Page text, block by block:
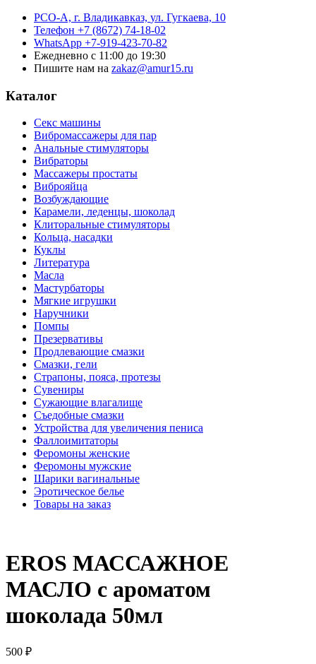
РСО-А, г. Владикавказ, ул. Гугкаева, 10
Телефон +7 (8672) 74-18-02
WhatsApp +7-919-423-70-82
Ежедневно с 11:00 до 19:30
Пишите нам на zakaz@amur15.ru
Каталог
Секс машины
Вибромассажеры для пар
Анальные стимуляторы
Вибраторы
Массажеры простаты
Виброяйца
Возбуждающие
Карамели, леденцы, шоколад
Клиторальные стимуляторы
Кольца, насадки
Куклы
Литература
Масла
Мастурбаторы
Мягкие игрушки
Наручники
Помпы
Презервативы
Продлевающие смазки
Смазки, гели
Страпоны, пояса, протезы
Сувениры
Сужающие влагалище
Съедобные смазки
Устройства для увеличения пениса
Фаллоимитаторы
Феромоны женские
Феромоны мужские
Шарики вагинальные
Эротическое белье
Товары на заказ
EROS МАССАЖНОЕ
МАСЛО с ароматом
шоколада 50мл
500 ₽